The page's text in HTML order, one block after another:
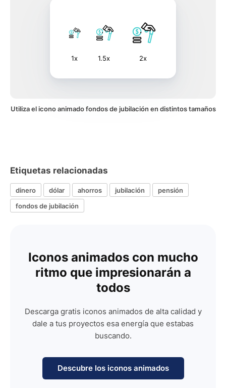
1x 1.5x 2x
Utiliza el icono animado fondos de jubilación en distintos tamaños
Etiquetas relacionadas
dinero dólar ahorros jubilación
pensión
fondos de jubilación
Iconos animados con mucho
ritmo que impresionarán a
todos
Descarga gratis iconos animados de alta calidad y
dale a tus proyectos esa energía que estabas
buscando.
Descubre los iconos animados